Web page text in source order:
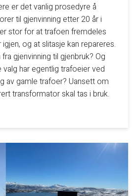
er det vanlig prosedyre å
til gjenvinning etter 20 år i
stor for at trafoen fremdeles
og at slitasje kan repareres.
gjenvinning til gjenbruk? Og
har egentlig trafoeier ved
av gamle trafoer? Uansett om
transformator skal tas i bruk.